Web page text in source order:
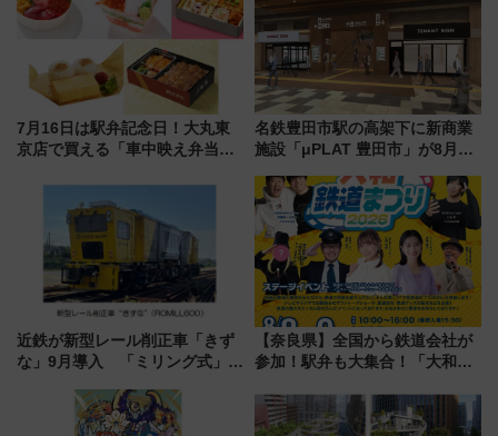
7月16日は駅弁記念日！大丸東
京店で買える「車中映え弁当」
名鉄豊田市駅の高架下に新商業
施設「μPLAT 豊田市」が8月26
たな玄関口へ
近鉄が新型レール削正車「きず
な」9月導入 「ミリング式」採
化！安全性や乗り心地の向上に
貢献するだけでなく、全線区で
【奈良県】全国から鉄道会社が
参加！駅弁も大集合！「大和鉄
に開催決定